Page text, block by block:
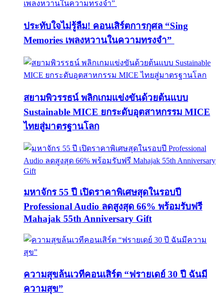
ประทับใจไม่รู้ลืม! คอนเสิร์ตการกุศล “Sing
Memories เพลงหวานในความทรงจำ”
สยามพิวรรธน์ พลิกเกมแข่งขันด้วยต้นแบบ
Sustainable MICE ยกระดับอุตสาหกรรม MICE
ไทยสู่มาตรฐานโลก
มหาจักร 55 ปี เปิดราคาพิเศษสุดในรอบปี
Professional Audio ลดสูงสุด 66% พร้อมรับฟรี
Mahajak 55th Anniversary Gift
ความสุขล้นเวทีคอนเสิร์ต “ฟรายเดย์ 30 ปี ฉันมี
ความสุข”